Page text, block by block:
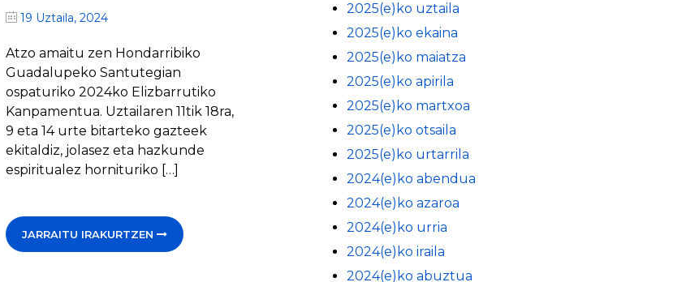
19 Uztaila, 2024
Atzo amaitu zen Hondarribiko
Guadalupeko Santutegian
ospaturiko 2024ko Elizbarrutiko
Kanpamentua. Uztailaren 11tik 18ra,
9 eta 14 urte bitarteko gazteek
ekitaldiz, jolasez eta hazkunde
espiritualez hornituriko […]
JARRAITU IRAKURTZEN
2025(e)ko uztaila
2025(e)ko ekaina
2025(e)ko maiatza
2025(e)ko apirila
2025(e)ko martxoa
2025(e)ko otsaila
2025(e)ko urtarrila
2024(e)ko abendua
2024(e)ko azaroa
2024(e)ko urria
2024(e)ko iraila
2024(e)ko abuztua